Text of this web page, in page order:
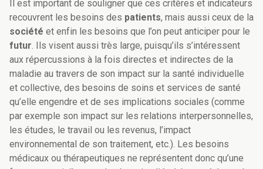
Il est important de souligner que ces critères et indicateurs
recouvrent les besoins des patients, mais aussi ceux de la
société et enfin les besoins que l’on peut anticiper pour le
futur. Ils visent aussi très large, puisqu’ils s’intéressent
aux répercussions à la fois directes et indirectes de la
maladie au travers de son impact sur la santé individuelle
et collective, des besoins de soins et services de santé
qu’elle engendre et de ses implications sociales (comme
par exemple son impact sur les relations interpersonnelles,
les études, le travail ou les revenus, l’impact
environnemental de son traitement, etc.). Les besoins
médicaux ou thérapeutiques ne représentent donc qu’une